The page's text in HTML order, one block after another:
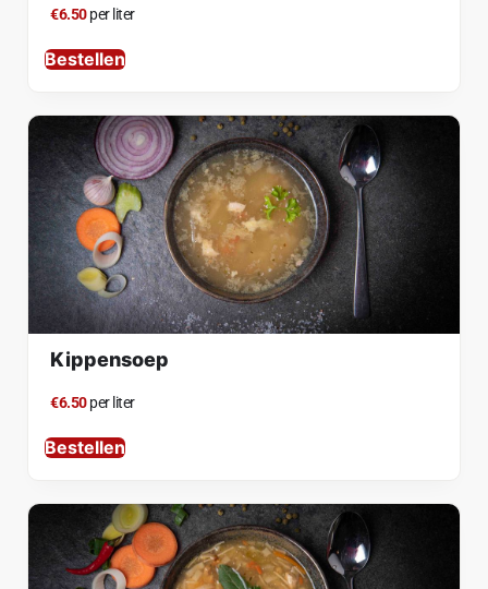
€6.50per liter
Bestellen
Kippensoep
€6.50per liter
Bestellen